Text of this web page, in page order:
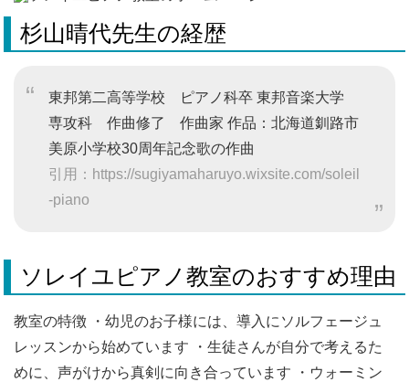
杉山晴代先生の経歴
東邦第二高等学校 ピアノ科卒 東邦音楽大学
専攻科 作曲修了 作曲家 作品：北海道釧路市
美原小学校30周年記念歌の作曲
引用：https://sugiyamaharuyo.wixsite.com/soleil
-piano
ソレイユピアノ教室のおすすめ理由
教室の特徴 ・幼児のお子様には、導入にソルフェージュ
レッスンから始めています ・生徒さんが自分で考えるた
めに、声がけから真剣に向き合っています ・ウォーミン